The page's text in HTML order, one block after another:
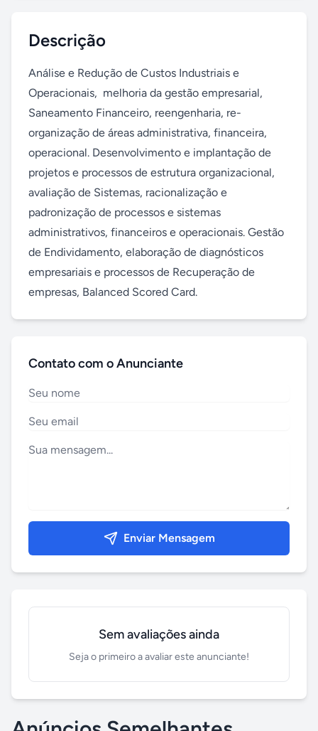
Descrição
Análise e Redução de Custos Industriais e
Operacionais,  melhoria da gestão empresarial,
Saneamento Financeiro, reengenharia, re-
organização de áreas administrativa, financeira,
operacional. Desenvolvimento e implantação de
projetos e processos de estrutura organizacional,
avaliação de Sistemas, racionalização e
padronização de processos e sistemas
administrativos, financeiros e operacionais. Gestão
de Endividamento, elaboração de diagnósticos
empresariais e processos de Recuperação de
empresas, Balanced Scored Card.
Contato com o Anunciante
Enviar Mensagem
Sem avaliações ainda
Seja o primeiro a avaliar este anunciante!